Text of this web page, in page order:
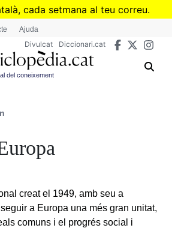
Vés
cada setmana al teu correu.
te al butlletí de Divulcat
Ajuda
Divulcat Diccionari.cat
del coneixement
creat el 1949, amb seu a
a Europa una més gran unitat,
comuns i el progrés social i